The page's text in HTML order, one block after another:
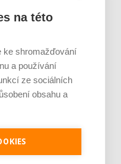
řada Čechů ve
let.
na této
ke shromažďování
a používání
ze sociálních
obsahu a